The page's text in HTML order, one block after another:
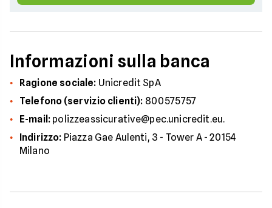
Informazioni sulla banca
Ragione sociale: Unicredit SpA
Telefono (servizio clienti): 800575757
E-mail: polizzeassicurative@pec.unicredit.eu.
Indirizzo: Piazza Gae Aulenti, 3 - Tower A - 20154
Milano